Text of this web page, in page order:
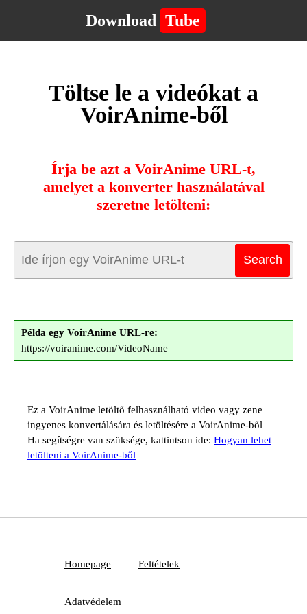
Download Tube
Töltse le a videókat a
VoirAnime-ből
Írja be azt a VoirAnime URL-t,
amelyet a konverter használatával
szeretne letölteni:
Példa egy VoirAnime URL-re:
https://voiranime.com/VideoName
Ez a VoirAnime letöltő felhasználható video vagy zene
ingyenes konvertálására és letöltésére a VoirAnime-ből
Ha segítségre van szüksége, kattintson ide: Hogyan lehet
letölteni a VoirAnime-ből
Homepage Feltételek
Adatvédelem